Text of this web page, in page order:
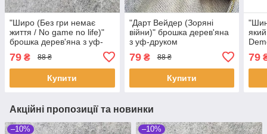
"Широ (Без гри немає
життя / No game no life)"
брошка дерев'яна з уф-
79 ₴ 88 ₴
Купити
"Дарт Вейдер (Зоряні
війни)" брошка дерев'яна
з уф-друком
79₴ 88 ₴
Купити
79
Акційні пропозиції та новинки
–10% –10%